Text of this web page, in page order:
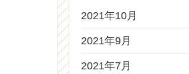
2021年10月
2021年9月
2021年7月